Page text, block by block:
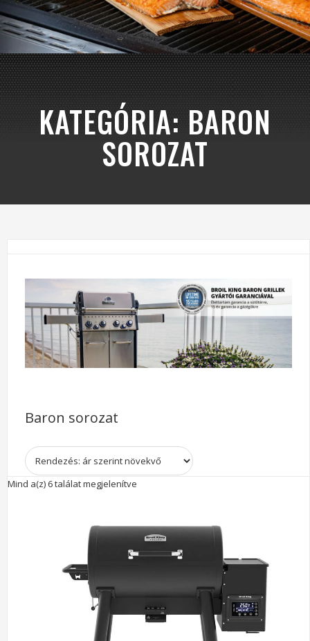
KATEGÓRIA: BARON
SOROZAT
Baron sorozat
Mind a(z) 6 találat megjelenítve
low
to
high